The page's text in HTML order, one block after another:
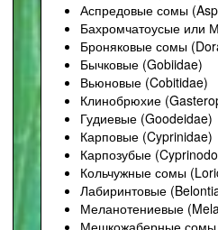
Аспредовые сомы
Бахромчатоусые или
Броняковые сомы
Бычковые (Gobiidae)
Вьюновые (Cobitidae)
Клинобрюхие
Гудиевые (Goodeidae)
Карповые (Cyprinidae)
Карпозубые
Кольчужные сомы
Лабиринтовые
Меланотениевые